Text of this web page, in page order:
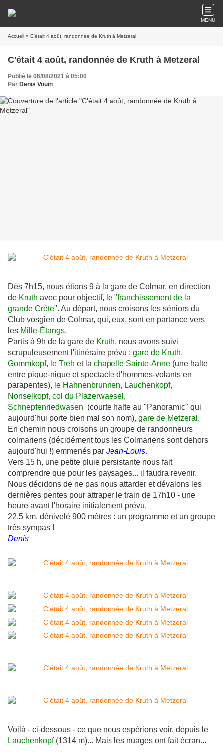
MENU
Accueil » C'était 4 août, randonnée de Kruth à Metzeral
C'était 4 août, randonnée de Kruth à Metzeral
Publié le 06/08/2021 à 05:00
Par Denis Vouin
Dès 7h15, nous étions 9 à la gare de Colmar, en direction
de Kruth avec pour objectif, le "franchissement de la
grande Crête". Au départ, nous croisons les séniors du
Club vosgien de Colmar, qui, eux, sont en partance vers
les Mille-Étangs.
Partis à 9h de la gare de Kruth, nous avons suivi
scrupuleusement l'itinéraire prévu : gare de Kruth,
Gommkopf, le Treh et la chapelle Sainte-Anne (une halte
entre pique-nique et spectacle d'hommes-volants en
parapentes), le Hahnenbrunnen, Lauchenkopf,
Nonselkopf, col du Plazerwaesel,
Schnepfenriedwasen (courte halte au "Panoramic" qui
aujourd'hui porte bien mal son nom), gare de Metzeral .
En chemin nous croisons un groupe de randonneurs
colmariens (décidément tous les Colmariens sont dehors
aujourd'hui !) emmenés par Jean-Louis.
Vers 15 h, une petite pluie persistante nous fait
comprendre que pour les paysages... il faudra revenir.
Nous décidons de ne pas nous attarder et dévalons les
dernières pentes pour attraper le train de 17h10 - une
heure avant l'horaire initialement prévu.
22,5 km, dénivelé 900 mètres : un programme et un groupe
très sympas !
Denis
Voilà - ci-dessous - ce que nous espérions voir, depuis le
Lauchenkopf (1314 m)... Mais les nuages ont fait écran...